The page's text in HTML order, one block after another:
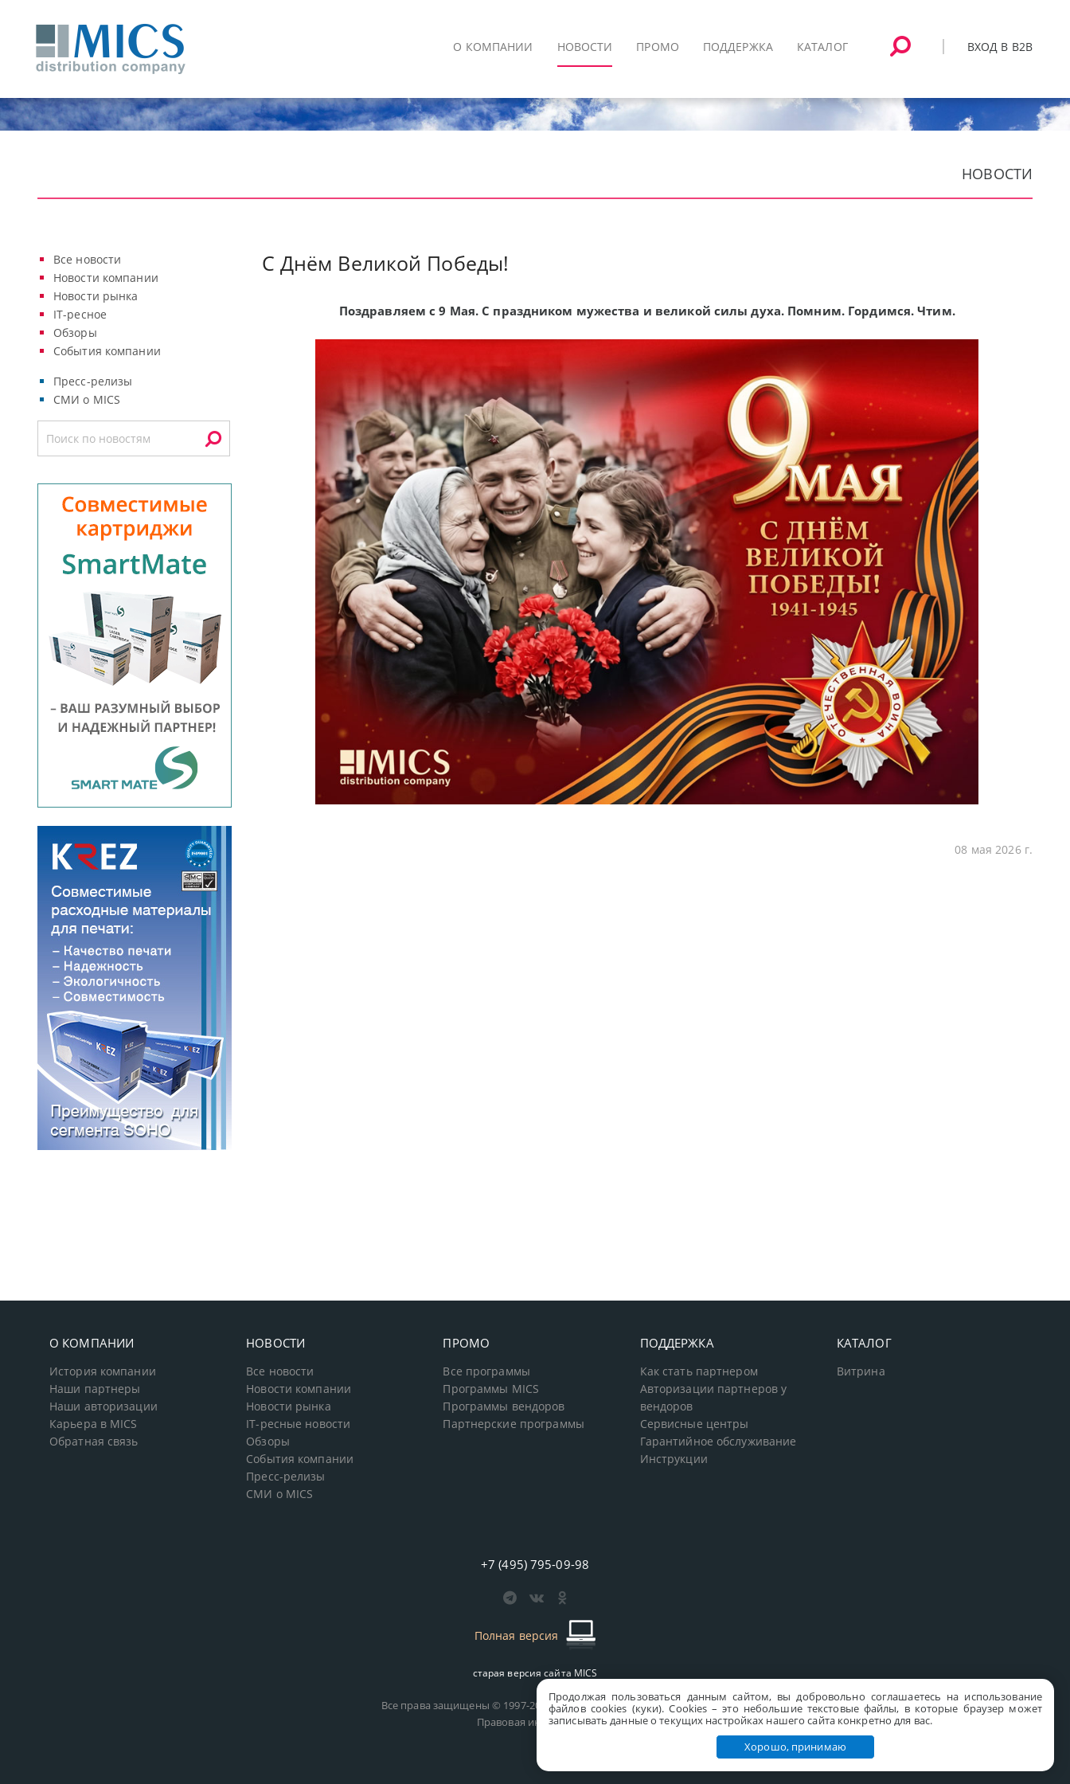
Продолжая пользоваться данным сайтом, вы добровольно соглашаетесь на использование
файлов cookies (куки). Сookies – это небольшие текстовые файлы, в которые браузер может
записывать данные о текущих настройках нашего сайта конкретно для вас.
Хорошо, принимаю
ВХОД В B2B
О КОМПАНИИ НОВОСТИ ПРОМО ПОДДЕРЖКА КАТАЛОГ
НОВОСТИ
Все новости
Новости компании
Новости рынка
IT-ресное
Обзоры
События компании
Пресс-релизы
СМИ о MICS
С Днём Великой Победы!
Поздравляем с 9 Мая. С праздником мужества и великой силы духа. Помним. Гордимся. Чтим.
08 мая 2026 г.
О КОМПАНИИ
История компании
Наши партнеры
Наши авторизации
Карьера в MICS
Обратная связь
НОВОСТИ
Все новости
Новости компании
Новости рынка
IT-ресные новости
Обзоры
События компании
Пресс-релизы
СМИ о MICS
ПРОМО
Все программы
Программы MICS
Программы вендоров
Партнерские программы
ПОДДЕРЖКА
Как стать партнером
Авторизации партнеров у
вендоров
Сервисные центры
Гарантийное обслуживание
Инструкции
КАТАЛОГ
Витрина
+7 (495) 795-09-98
Полная версия
старая версия сайта MICS
Все права защищены © 1997-2026 MICS Distribution Company
Правовая информация